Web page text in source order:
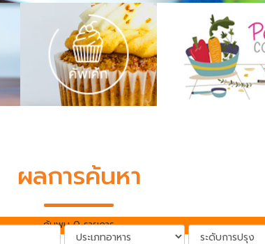
ผลการค้นหา
ค้นพบ 0 รายการ